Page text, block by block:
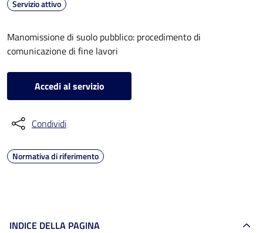
Servizio attivo
Manomissione di suolo pubblico: procedimento di
comunicazione di fine lavori
Accedi al servizio
Condividi
Normativa di riferimento
INDICE DELLA PAGINA